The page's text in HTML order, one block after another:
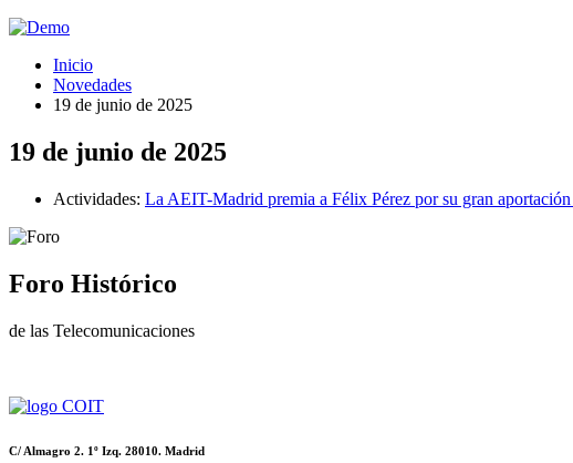
Inicio
Novedades
19 de junio de 2025
19 de junio de 2025
Actividades: La AEIT-Madrid premia a Félix Pérez por su gran
Foro Histórico
de las Telecomunicaciones
C/ Almagro 2. 1º Izq. 28010. Madrid